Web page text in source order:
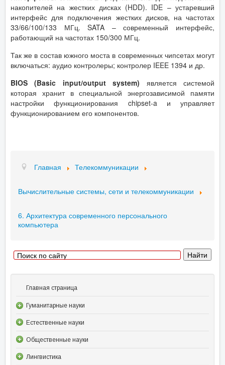
накопителей на жестких дисках (HDD). IDE – устаревший
интерфейс для подключения жестких дисков, на частотах
33/66/100/133 МГц. SATA – современный интерфейс,
работающий на частотах 150/300 МГц.
Так же в состав южного моста в современных чипсетах могут
включаться: аудио контролеры; контролер IEEE 1394 и др.
BIOS (Basic input/output system) является системой
которая хранит в специальной энергозависимой памяти
настройки функционирования chipset-a и управляет
функционированием его компонентов.
Главная Телекоммуникации
Вычислительные системы, сети и телекоммуникации
6. Архитектура современного персонального
компьютера
Главная страница
Гуманитарные науки
Естественные науки
Общественные науки
Лингвистика